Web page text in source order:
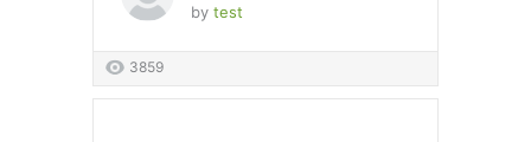
by test
3859